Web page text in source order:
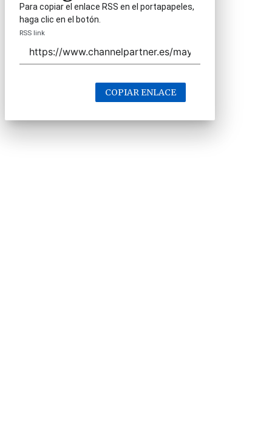
Para copiar el enlace RSS en el portapapeles,
haga clic en el botón.
RSS link
COPIAR ENLACE